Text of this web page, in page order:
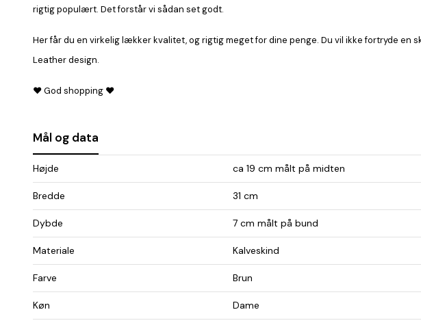
rigtig populært. Det forstår vi sådan set godt.
Her får du en virkelig lækker kvalitet, og rigtig meget for dine penge. Du vil ikke fortryde en
Leather design.
♥ God shopping ♥
Mål og data
Højde ca 19 cm målt på midten
Bredde 31 cm
Dybde 7 cm målt på bund
Materiale Kalveskind
Farve Brun
Køn Dame